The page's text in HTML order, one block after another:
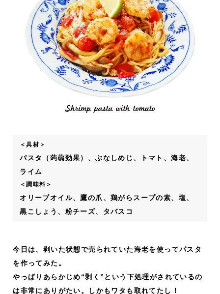
＜具材＞
パスタ（蒟蒻効果）、ぶなしめじ、トマト、海老、
ライム
＜調味料＞
オリーブオイル、鷹の爪、鶏がらスープの素、塩、
黒こしょう、粉チーズ、タバスコ
今日は、剥いた状態で売られていた海老を使ってパスタ
を作ってみた。
やっぱりあらかじめ“剥く”という下処理がされているの
は非常にありがたい。しかもワタも取れてたし！